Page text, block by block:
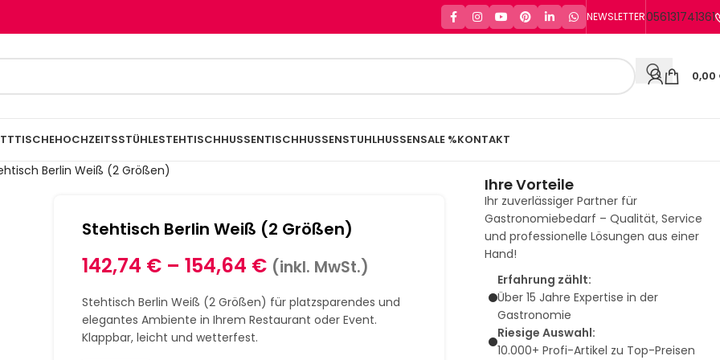
NEWSLETTER056131741361
0,00
HOCHZEITSSTÜHLESTEHTISCHHUSSENTISCHHUSSENSTUHLHUSSENSALE %KONTAKT
Berlin Weiß (2 Größen)
Stehtisch Berlin Weiß (2 Größen)
142,74 € –154,64 € (inkl. MwSt.)
Stehtisch Berlin Weiß (2 Größen) für platzsparendes und
elegantes Ambiente in Ihrem Restaurant oder Event.
Klappbar, leicht und wetterfest.
Ihre Vorteile
Ihr zuverlässiger Partner für
Gastronomiebedarf – Qualität, Service
und professionelle Lösungen aus einer
Hand!
Erfahrung zählt:
Über 15 Jahre Expertise in der
Gastronomie
Riesige Auswahl:
10.000+ Profi-Artikel zu Top-Preisen